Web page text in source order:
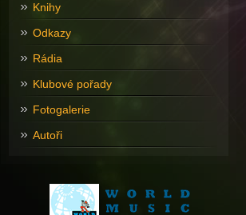
Knihy
Odkazy
Rádia
Klubové pořady
Fotogalerie
Autoři